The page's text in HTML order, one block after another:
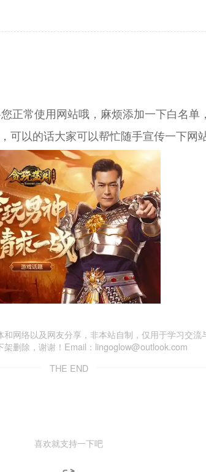
正常使用网站哦，麻烦添加一下白名
可以的话大家可以帮忙随手宣传一下网
网络以及网友分享，非本站自制，仅用于学习交
删除，谢谢！Email：lingoglow@outlook.com
THE END
喜欢就支持一下吧